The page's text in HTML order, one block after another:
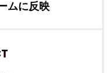
ムに反映